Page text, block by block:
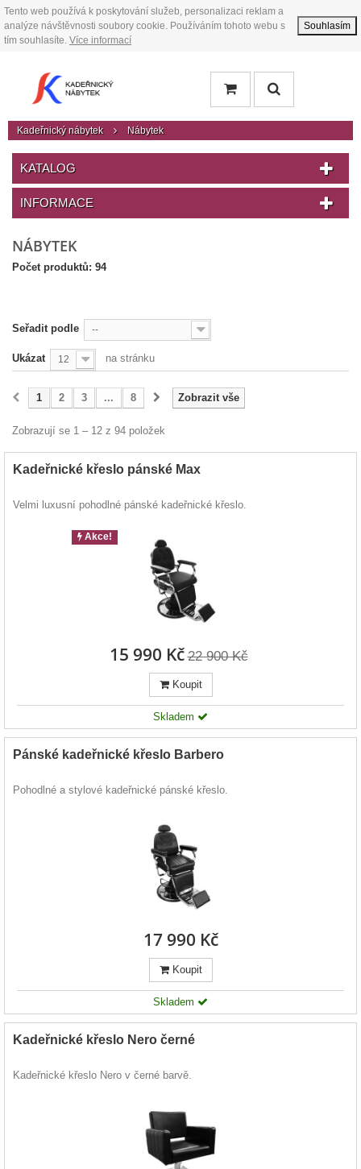
Tento web používá k poskytování služeb, personalizaci reklam a
analýze návštěvnosti soubory cookie. Používáním tohoto webu s
tím souhlasíte. Více informací
Souhlasím
Kadeřnický nábytek Nábytek
KATALOG
INFORMACE
NÁBYTEK
Počet produktů: 94
Seřadit podle --
Ukázat 12 na stránku
Zobrazit vše
1 2 3 ... 8
Zobrazují se 1 – 12 z 94 položek
Kadeřnické křeslo pánské Max
Velmi luxusní pohodlné pánské kadeřnické křeslo.
Akce!
15 990 Kč 22 900 Kč
Koupit
Skladem
Pánské kadeřnické křeslo Barbero
Pohodlné a stylové kadeřnické pánské křeslo.
17 990 Kč
Koupit
Skladem
Kadeřnické křeslo Nero černé
Kadeřnické křeslo Nero v černé barvě.